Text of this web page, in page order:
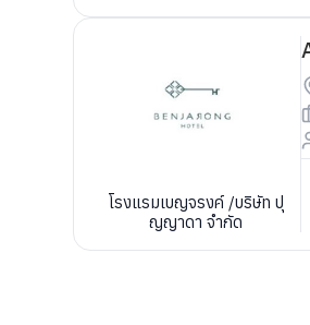
โรงแรมเบญจรงค์ /บริษัท ปุ
ญญาดา จำกัด